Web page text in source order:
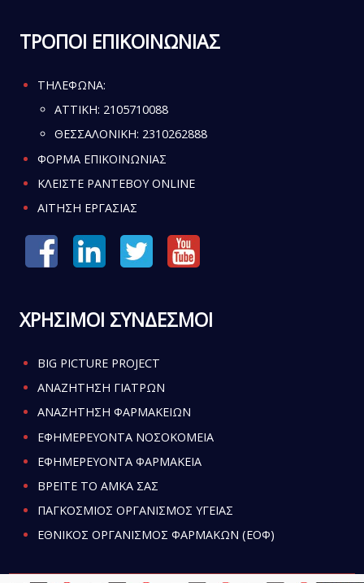
ΤΡΟΠΟΙ ΕΠΙΚΟΙΝΩΝΙΑΣ
ΤΗΛΕΦΩΝΑ:
ATTIKH: 2105710088
ΘΕΣΣΑΛΟΝΙΚΗ: 2310262888
ΦΟΡΜΑ ΕΠΙΚΟΙΝΩΝΙΑΣ
ΚΛΕΙΣΤΕ ΡΑΝΤΕΒΟΥ ONLINE
ΑΙΤΗΣΗ ΕΡΓΑΣΙΑΣ
ΧΡΗΣΙΜΟΙ ΣΥΝΔΕΣΜΟΙ
BIG PICTURE PROJECT
ΑΝΑΖΗΤΗΣΗ ΓΙΑΤΡΩΝ
ΑΝΑΖΗΤΗΣΗ ΦΑΡΜΑΚΕΙΩΝ
ΕΦΗΜΕΡΕΥΟΝΤΑ ΝΟΣΟΚΟΜΕΙΑ
ΕΦΗΜΕΡΕΥΟΝΤΑ ΦΑΡΜΑΚΕΙΑ
ΒΡΕΙΤΕ ΤΟ ΑΜΚΑ ΣΑΣ
ΠΑΓΚΟΣΜΙΟΣ ΟΡΓΑΝΙΣΜΟΣ ΥΓΕΙΑΣ
ΕΘΝΙΚΟΣ ΟΡΓΑΝΙΣΜΟΣ ΦΑΡΜΑΚΩΝ (ΕΟΦ)